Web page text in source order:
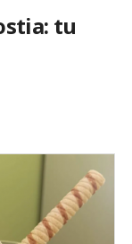
tu